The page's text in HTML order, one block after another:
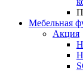
Мебельная
Акция